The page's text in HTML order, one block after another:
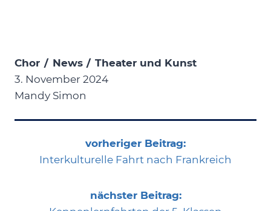
Chor / News / Theater und Kunst
3. November 2024
Mandy Simon
vorheriger Beitrag:
Interkulturelle Fahrt nach Frankreich
nächster Beitrag: